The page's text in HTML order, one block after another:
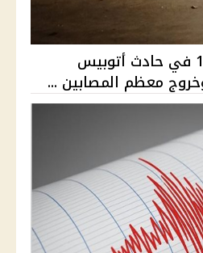
وفاة طفل وإصابة 13 في حادث أتوبيس
معظم المصابين ...